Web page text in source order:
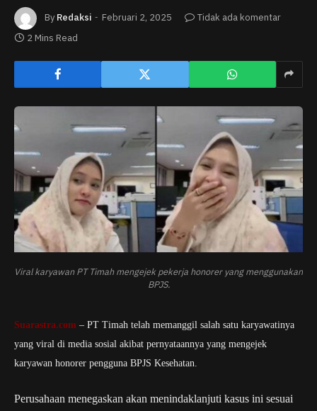
By Redaksi Februari 2, 2025
Tidak ada komentar
2 Mins Read
Viral karyawan PT Timah mengejek pekerja honorer yang menggunakan
BPJS.
Suarastra.com – PT Timah telah memanggil salah satu karyawatinya
yang viral di media sosial akibat pernyataannya yang mengejek
karyawan honorer pengguna BPJS Kesehatan.
Perusahaan menegaskan akan menindaklanjuti kasus ini sesuai